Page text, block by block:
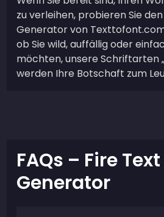
zu verleihen, probieren Sie
Generator von
ob Sie wild, auffällig oder
möchten, unsere Schriftarten
werden Ihre Botschaft zum
FAQs – Fire Text
Generator